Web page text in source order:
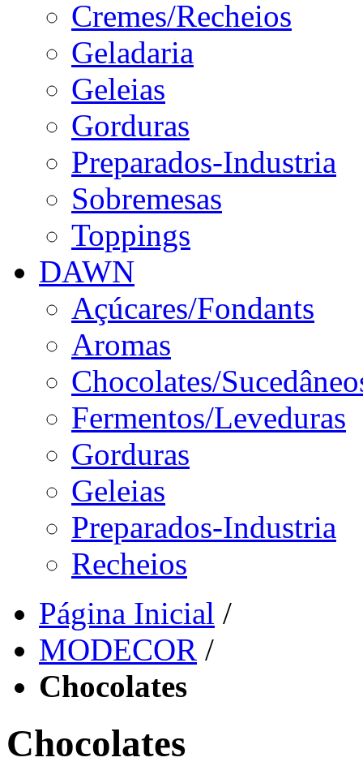
Cremes/Recheios
Geladaria
Geleias
Gorduras
Preparados-Industria
Sobremesas
Toppings
DAWN
Açúcares/Fondants
Aromas
Chocolates/
Fermentos/Leveduras
Gorduras
Geleias
Preparados-Industria
Recheios
Página Inicial /
MODECOR /
Chocolates
Chocolates